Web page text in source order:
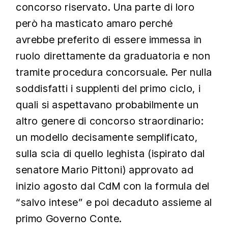
concorso riservato. Una parte di loro
però ha masticato amaro perché
avrebbe preferito di essere immessa in
ruolo direttamente da graduatoria e non
tramite procedura concorsuale. Per nulla
soddisfatti i supplenti del primo ciclo, i
quali si aspettavano probabilmente un
altro genere di concorso straordinario:
un modello decisamente semplificato,
sulla scia di quello leghista (ispirato dal
senatore Mario Pittoni) approvato ad
inizio agosto dal CdM con la formula del
“salvo intese” e poi decaduto assieme al
primo Governo Conte.